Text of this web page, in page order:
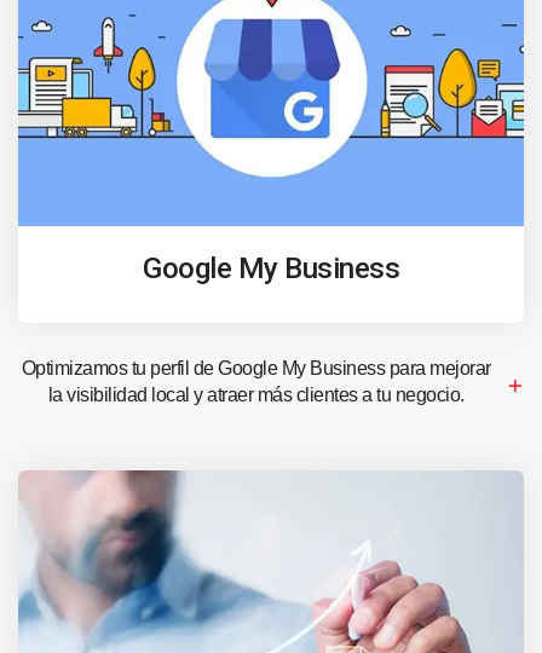
Google My Business
Optimizamos tu perfil de Google My Business para mejorar
la visibilidad local y atraer más clientes a tu negocio.